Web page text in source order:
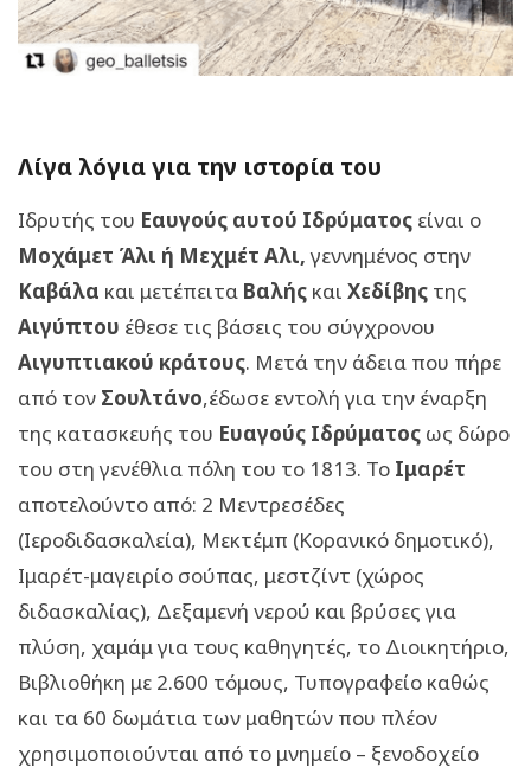
Λίγα λόγια για την ιστορία του
Ιδρυτής του Εαυγούς αυτού Ιδρύματος είναι ο
Μοχάμετ Άλι ή Μεχμέτ Αλι, γεννημένος στην
Καβάλα και μετέπειτα Βαλής και Χεδίβης της
Αιγύπτου έθεσε τις βάσεις του σύγχρονου
Αιγυπτιακού κράτους. Μετά την άδεια που πήρε
από τον Σουλτάνο,έδωσε εντολή για την έναρξη
της κατασκευής του Ευαγούς Ιδρύματος ως δώρο
του στη γενέθλια πόλη του το 1813. Το Ιμαρέτ
αποτελούντο από: 2 Μεντρεσέδες
(Ιεροδιδασκαλεία), Μεκτέμπ (Κορανικό δημοτικό),
Ιμαρέτ-μαγειρίο σούπας, μεστζίντ (χώρος
διδασκαλίας), Δεξαμενή νερού και βρύσες για
πλύση, χαμάμ για τους καθηγητές, το Διοικητήριο,
Βιβλιοθήκη με 2.600 τόμους, Τυπογραφείο καθώς
και τα 60 δωμάτια των μαθητών που πλέον
χρησιμοποιούνται από το μνημείο – ξενοδοχείο